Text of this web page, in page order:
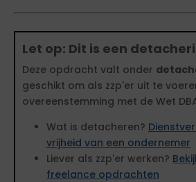
Let op: Dit is een
Deze opdracht valt onder
geschikt om als zzp'er uit te
overeenstemming met de Wet
Wat is detacheren?
vrijheid van een ondernemer
Liever als zzp'er werken?
freelance opdrachten